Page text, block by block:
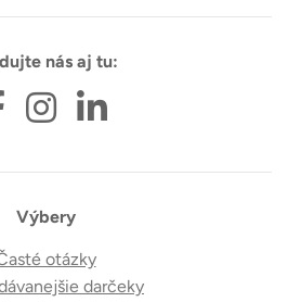
nás aj tu:
Výbery
otázky
darčeky